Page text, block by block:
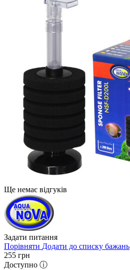
Ще немає відгуків
Задати питання
Порівняти Додати до списку бажань
255 грн
Доступно ⓘ